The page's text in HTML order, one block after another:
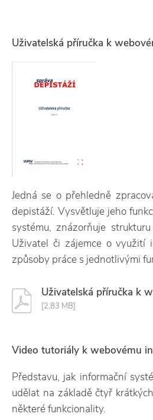
Uživatelská příručka k
Jedná se o přehledně
depistáží. Vysvětluje jeho
systému, znázorňuje
Uživatel či zájemce o využití
způsoby práce s jednotlivými
Uživatelská příručka k
[2,83 MB]
Video tutoriály k webovému
Představu, jak informační
udělat na základě čtyř
některé funkcionality.